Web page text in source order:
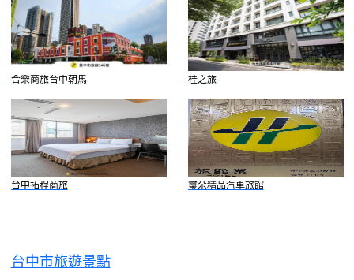
合樂商旅台中朝馬 桂之旅
台中拓程商旅 璽朵精品汽車旅館
台中市旅遊景點